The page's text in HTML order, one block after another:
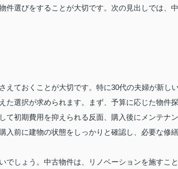
件選びをすることが大切です。次の見出しでは、中
えておくことが大切です。特に30代の夫婦が新しい
た選択が求められます。まず、予算に応じた物件探
て初期費用を抑えられる反面、購入後にメンテナン
入前に建物の状態をしっかりと確認し、必要な修繕
でしょう。中古物件は、リノベーションを施すこと